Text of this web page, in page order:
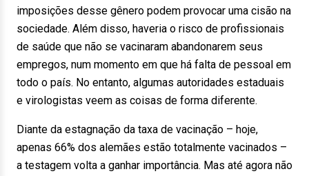
imposições desse gênero podem provocar uma cisão na
sociedade. Além disso, haveria o risco de profissionais
de saúde que não se vacinaram abandonarem seus
empregos, num momento em que há falta de pessoal em
todo o país. No entanto, algumas autoridades estaduais
e virologistas veem as coisas de forma diferente.
Diante da estagnação da taxa de vacinação – hoje,
apenas 66% dos alemães estão totalmente vacinados –
a testagem volta a ganhar importância. Mas até agora não